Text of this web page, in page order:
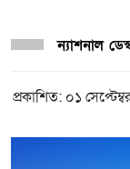
ন্যাশনাল
প্রকাশিত: ০১